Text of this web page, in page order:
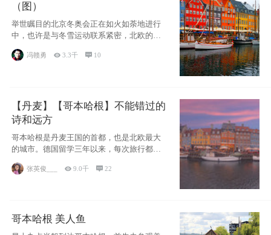
（图）
举世瞩目的北京冬奥会正在如火如荼地进行
中，也许是与冬雪运动联系紧密，北欧的一
些国家因
冯赣勇 3.3千  10
【丹麦】【哥本哈根】不能错过的
诗和远方
哥本哈根是丹麦王国的首都，也是北欧最大
的城市。德国留学三年以来，每次旅行都是
张英俊___ 9.0千 22
哥本哈根 美人鱼